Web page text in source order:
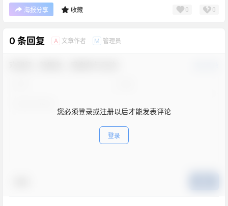
海报分享 收藏 0 0
0 条回复 A 文章作者 M 管理员
您必须登录或注册以后才能发表评论
登录